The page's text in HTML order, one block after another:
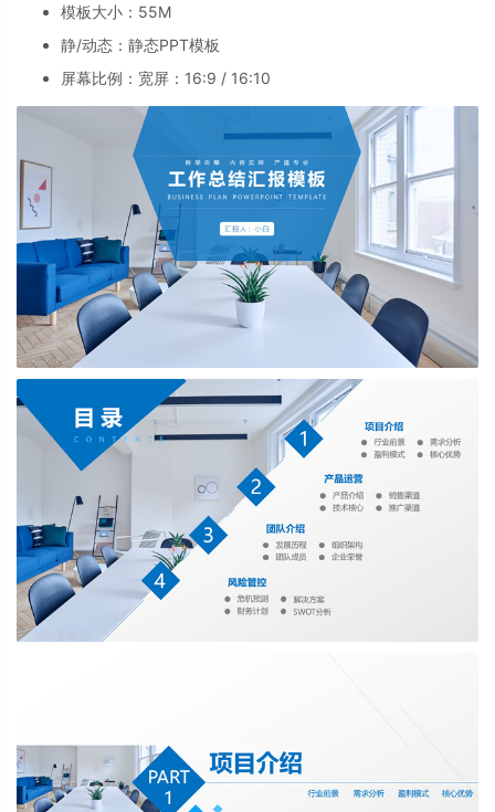
模板大小： 55M
静/动态：静态PPT模板
屏幕比例：宽屏：16:9 / 16:10